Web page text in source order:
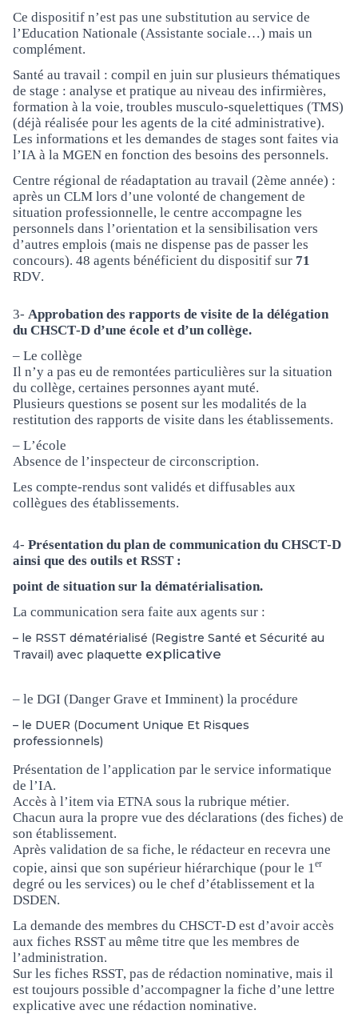
Ce dispositif n’est pas une substitution au service de
l’Education Nationale (Assistante sociale…) mais un
complément.
Santé au travail : compil en juin sur plusieurs thématiques
de stage : analyse et pratique au niveau des infirmières,
formation à la voie, troubles musculo-squelettiques (TMS)
(déjà réalisée pour les agents de la cité administrative).
Les informations et les demandes de stages sont faites via
l’IA à la MGEN en fonction des besoins des personnels.
Centre régional de réadaptation au travail (2ème année) :
après un CLM lors d’une volonté de changement de
situation professionnelle, le centre accompagne les
personnels dans l’orientation et la sensibilisation vers
d’autres emplois (mais ne dispense pas de passer les
concours). 48 agents bénéficient du dispositif sur 71
RDV.
3- Approbation des rapports de visite de la délégation
du CHSCT-D d’une école et d’un collège.
– Le collège
Il n’y a pas eu de remontées particulières sur la situation
du collège, certaines personnes ayant muté.
Plusieurs questions se posent sur les modalités de la
restitution des rapports de visite dans les établissements.
– L’école
Absence de l’inspecteur de circonscription.
Les compte-rendus sont validés et diffusables aux
collègues des établissements.
4- Présentation du plan de communication du CHSCT-D
ainsi que des outils et RSST :
point de situation sur la dématérialisation.
La communication sera faite aux agents sur :
– le RSST dématérialisé (Registre Santé et Sécurité au
Travail) avec plaquette explicative
– le DGI (Danger Grave et Imminent) la procédure
– le DUER (Document Unique Et Risques
professionnels)
Présentation de l’application par le service informatique
de l’IA.
Accès à l’item via ETNA sous la rubrique métier.
Chacun aura la propre vue des déclarations (des fiches) de
son établissement.
Après validation de sa fiche, le rédacteur en recevra une
copie, ainsi que son supérieur hiérarchique (pour le 1 er
degré ou les services) ou le chef d’établissement et la
DSDEN.
La demande des membres du CHSCT-D est d’avoir accès
aux fiches RSST au même titre que les membres de
l’administration.
Sur les fiches RSST, pas de rédaction nominative, mais il
est toujours possible d’accompagner la fiche d’une lettre
explicative avec une rédaction nominative.